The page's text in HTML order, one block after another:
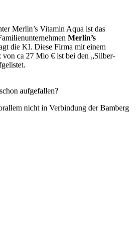
Merlin’s Vitamin Aqua ist das
Merlin’s
die KI. Diese Firma mit einem
von ca 27 Mio € ist bei den „Silber-
aufgefallen?
nicht in Verbindung der Bamberg